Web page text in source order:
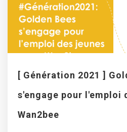
[ Génération 2021 ]
s'engage pour l'emploi
Wan2bee